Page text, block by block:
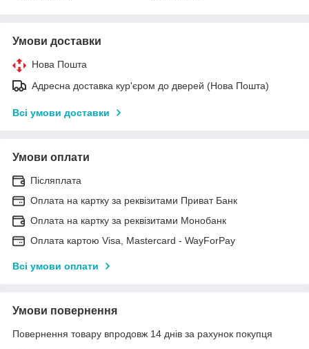
Умови доставки
Нова Пошта
Адресна доставка кур'єром до дверей (Нова Пошта)
Всі умови доставки
Умови оплати
Післяплата
Оплата на картку за реквізитами Приват Банк
Оплата на картку за реквізитами Монобанк
Оплата картою Visa, Mastercard - WayForPay
Всі умови оплати
Умови повернення
Повернення товару впродовж 14 днів за рахунок покупця